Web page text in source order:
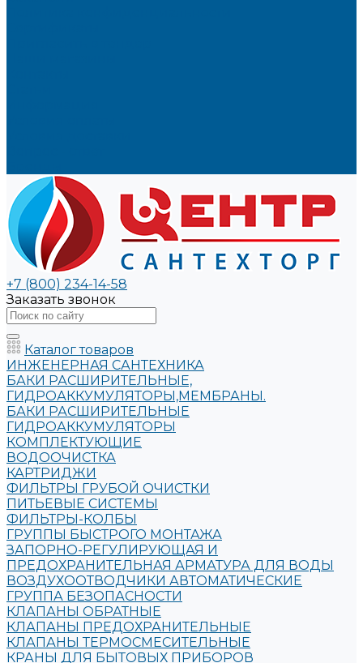
+7 (800) 234-14-58
Заказать звонок
Каталог товаров
ИНЖЕНЕРНАЯ САНТЕХНИКА
БАКИ РАСШИРИТЕЛЬНЫЕ,
ГИДРОАККУМУЛЯТОРЫ,МЕМБРАНЫ.
БАКИ РАСШИРИТЕЛЬНЫЕ
ГИДРОАККУМУЛЯТОРЫ
КОМПЛЕКТУЮЩИЕ
ВОДООЧИСТКА
КАРТРИДЖИ
ФИЛЬТРЫ ГРУБОЙ ОЧИСТКИ
ПИТЬЕВЫЕ СИСТЕМЫ
ФИЛЬТРЫ-КОЛБЫ
ГРУППЫ БЫСТРОГО МОНТАЖА
ЗАПОРНО-РЕГУЛИРУЮЩАЯ И
ПРЕДОХРАНИТЕЛЬНАЯ АРМАТУРА ДЛЯ ВОДЫ
ВОЗДУХООТВОДЧИКИ АВТОМАТИЧЕСКИЕ
ГРУППА БЕЗОПАСНОСТИ
КЛАПАНЫ ОБРАТНЫЕ
КЛАПАНЫ ПРЕДОХРАНИТЕЛЬНЫЕ
КЛАПАНЫ ТЕРМОСМЕСИТЕЛЬНЫЕ
КРАНЫ ДЛЯ БЫТОВЫХ ПРИБОРОВ